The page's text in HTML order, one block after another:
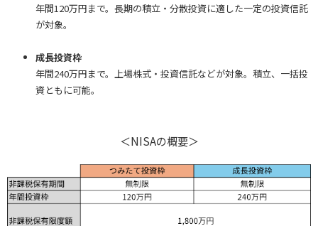
年間120万円まで。長期の積立・分散投資に適した一定の投資信託
が対象。
成長投資枠
年間240万円まで。上場株式・投資信託などが対象。積立、一括投
資ともに可能。
＜NISAの概要＞